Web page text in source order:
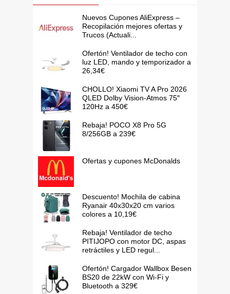
Nuevos Cupones AliExpress –
Recopilación mejores ofertas y
Trucos (Actuali...
Ofertón! Ventilador de techo con
luz LED, mando y temporizador a
26,34€
CHOLLO! Xiaomi TV A Pro 2026
QLED Dolby Vision-Atmos 75″
120Hz a 450€
Rebaja! POCO X8 Pro 5G
8/256GB a 239€
Ofertas y cupones McDonalds
Descuento! Mochila de cabina
Ryanair 40x30x20 cm varios
colores a 10,19€
Rebaja! Ventilador de techo
PITIJOPO con motor DC, aspas
retráctiles y LED regul...
Ofertón! Cargador Wallbox Besen
BS20 de 22kW con Wi-Fi y
Bluetooth a 329€